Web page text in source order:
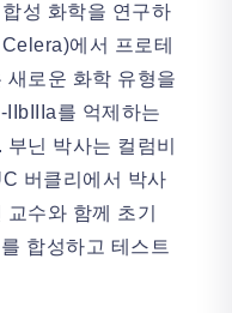
성 화학을 연구하
에서 프로테
새로운 화학 유형을
를 억제하는
닌 박사는 컬럼비
버클리에서 박사
수와 함께 초기
합성하고 테스트